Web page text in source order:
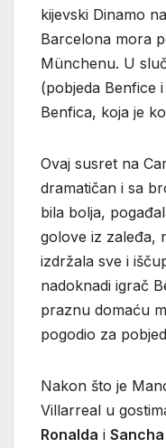
kijevski Dinamo
Barcelona mora
Münchenu. U
(pobjeda Benfice
Benfica, koja je
Ovaj susret na
dramatičan i sa
bila bolja,
golove iz zaleđa,
izdržala sve i
nadoknadi igrač
praznu domaću
pogodio za
Nakon što je
Villarreal u
Ronalda i Sancha